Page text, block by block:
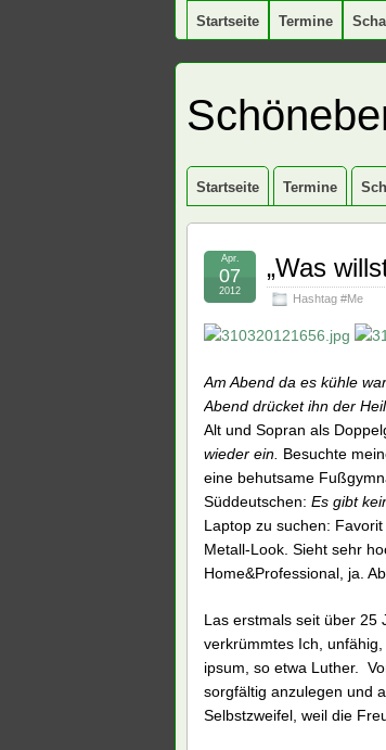
Startseite Termine
Startseite Termine
„Was
Hashtag #Me
Apr.
07
2012
Am Abend da es kühle
Abend drücket ihn der
Alt und Sopran als
wieder ein. Besuchte
eine behutsame
Süddeutschen: Es gibt
Laptop zu suchen:
Metall-Look. Sieht sehr
Home&Professional, ja.
Las erstmals seit über 25
verkrümmtes Ich,
ipsum, so etwa Luther.
sorgfältig anzulegen und
Selbstzweifel, weil die